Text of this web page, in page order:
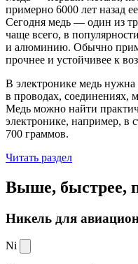
примерно 6000 лет назад
Сегодня медь — один из
чаще всего, в
и алюминию. Обычно
прочнее и устойчивее к
В электронике медь
в проводах, соединениях,
Медь можно найти
электронике, например, в
700 граммов.
Читать раздел
Выше, быстрее,
Никель для
Ni